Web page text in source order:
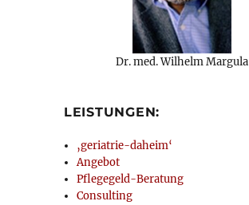
Dr. med. Wilhelm Margula
LEISTUNGEN:
‚geriatrie-daheim‘
Angebot
Pflegegeld-Beratung
Consulting